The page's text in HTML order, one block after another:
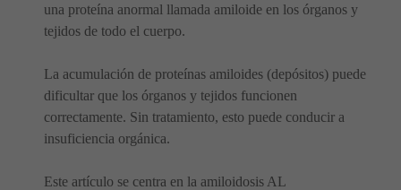
una proteína anormal llamada amiloide en los órganos y
tejidos de todo el cuerpo.
La acumulación de proteínas amiloides (depósitos) puede
dificultar que los órganos y tejidos funcionen
correctamente. Sin tratamiento, esto puede conducir a
insuficiencia orgánica.
Este artículo se centra en la amiloidosis AL